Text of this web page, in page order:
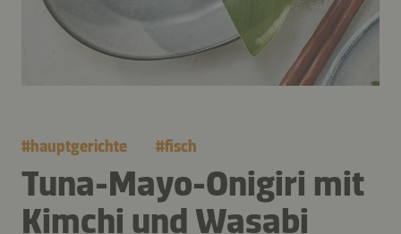
#hauptgerichte #fisch
Tuna-Mayo-Onigiri mit
Kimchi und Wasabi